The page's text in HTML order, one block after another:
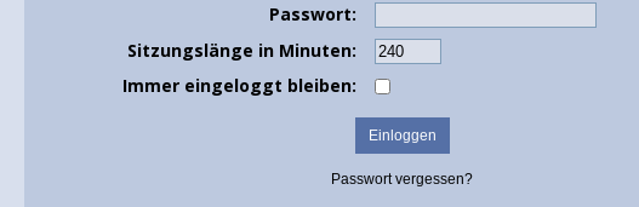
Passwort:
Sitzungslänge in Minuten:
Immer eingeloggt bleiben:
Passwort vergessen?